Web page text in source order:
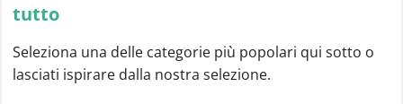
tutto
Seleziona una delle categorie più popolari qui sotto o
lasciati ispirare dalla nostra selezione.